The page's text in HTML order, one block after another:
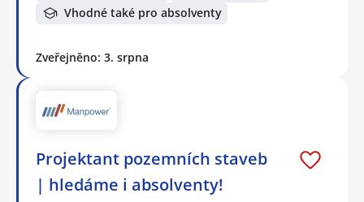
Vhodné také pro absolventy
Zveřejněno: 3. srpna
Projektant pozemních staveb
| hledáme i absolventy!